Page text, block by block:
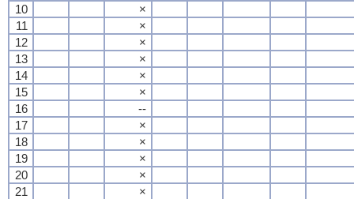
10
×
11
×
12
×
13
×
14
×
15
×
16
--
17
×
18
×
19
×
20
×
21
×
10
×
11
×
12
×
13
×
14
×
15
×
16
--
17
×
18
×
19
×
20
×
21
×
10
×
11
×
12
×
13
×
14
×
15
×
16
--
17
×
18
×
19
×
20
×
21
×
10
×
11
×
12
×
13
×
14
×
15
×
16
--
17
×
18
×
19
×
20
×
21
×